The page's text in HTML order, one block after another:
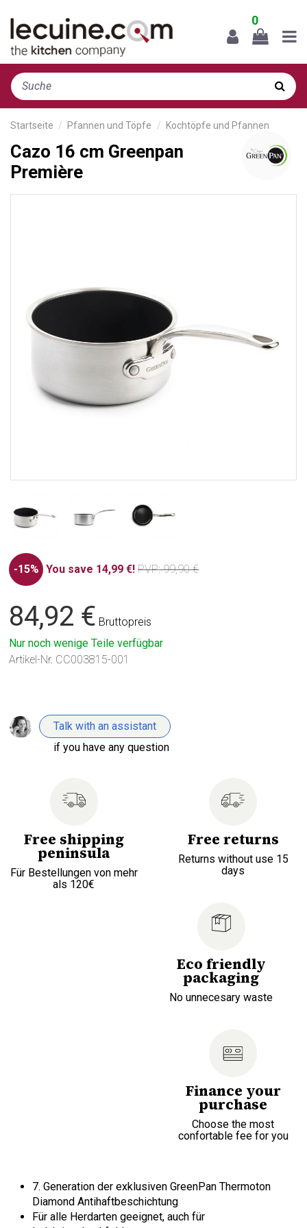
0
Startseite Pfannen und Töpfe Kochtöpfe und Pfannen
Cazo 16 cm Greenpan
Première
-15% You save 14,99 €! PVP: 99,90 €
84,92 € Bruttopreis
Nur noch wenige Teile verfügbar
Artikel-Nr. CC003815-001
Talk with an assistant
if you have any question
Free shipping
peninsula
Für Bestellungen von mehr
als 120€
Free returns
Returns without use 15
days
Eco friendly
packaging
No unnecesary waste
Finance your
purchase
Choose the most
confortable fee for you
7. Generation der exklusiven GreenPan Thermoton
Diamond Antihaftbeschichtung
Für alle Herdarten geeignet, auch für